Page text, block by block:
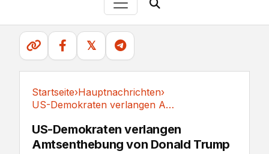
𝕏
Startseite›Hauptnachrichten›
US-Demokraten verlangen Amtsenthebung von Donald Trump
US-Demokraten verlangen
Amtsenthebung von Donald Trump